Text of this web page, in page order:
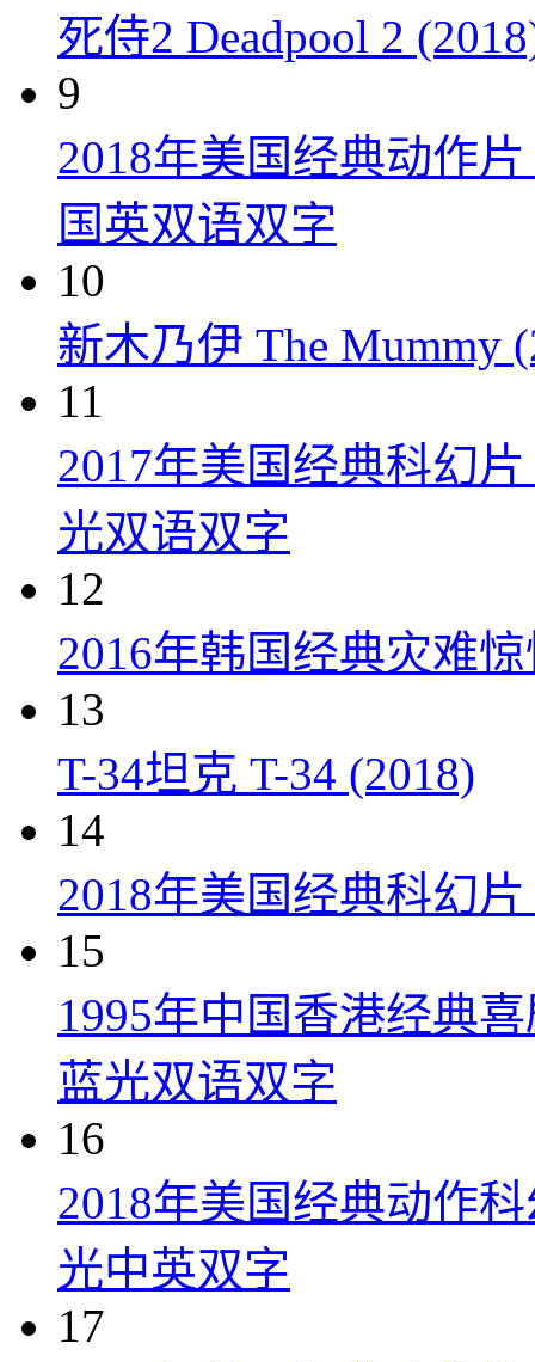
死侍2 Deadpool 2
9
2018年美国经典动作
国英双语双字
10
新木乃伊 The Mummy
11
2017年美国经典科幻
光双语双字
12
2016年韩国经典灾难
13
T-34坦克 T-34 (2018)
14
2018年美国经典科幻
15
1995年中国香港经典
蓝光双语双字
16
2018年美国经典动作
光中英双字
17